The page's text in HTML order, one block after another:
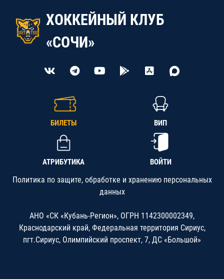
ХОККЕЙНЫЙ КЛУБ
«СОЧИ»
БИЛЕТЫ ВИП
АТРИБУТИКА ВОЙТИ
Политика по защите, обработке и хранению персональных
данных
АНО «СК «Кубань-Регион», ОГРН 1142300002349,
Краснодарский край, Федеральная территория Сириус,
пгт.Сириус, Олимпийский проспект, 7, ДС «Большой»